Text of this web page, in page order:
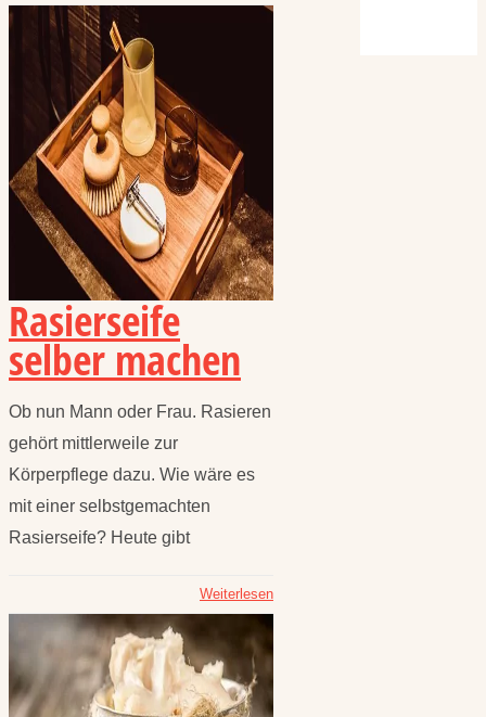
Rasierseife
selber machen
Ob nun Mann oder Frau. Rasieren
gehört mittlerweile zur
Körperpflege dazu. Wie wäre es
mit einer selbstgemachten
Rasierseife? Heute gibt
Weiterlesen